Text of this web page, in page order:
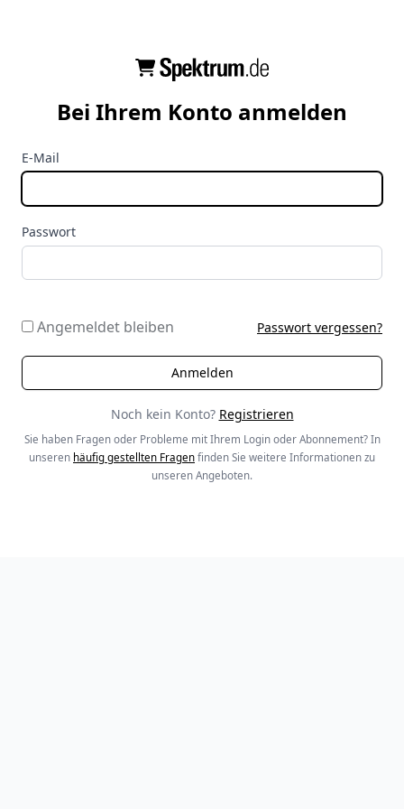
Bei Ihrem Konto anmelden
E-Mail
Passwort
Angemeldet bleiben Passwort vergessen?
Noch kein Konto? Registrieren
Sie haben Fragen oder Probleme mit Ihrem Login oder Abonnement? In
unseren häufig gestellten Fragen finden Sie weitere Informationen zu
unseren Angeboten.